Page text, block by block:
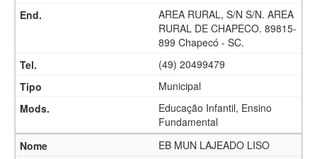
AREA RURAL, S/N S/N. AREA
RURAL DE CHAPECO. 89815-
899 Chapecó - SC.
(49) 20499479
Municipal
Educação Infantil, Ensino
Fundamental
EB MUN LAJEADO LISO